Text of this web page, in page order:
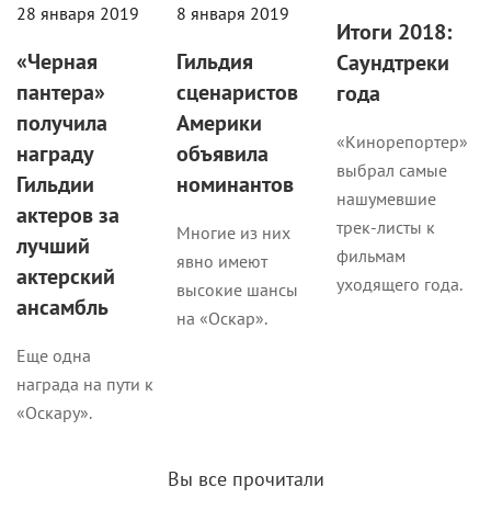
28 января 2019
«Черная
пантера»
получила
награду
Гильдии
актеров за
лучший
актерский
ансамбль
Еще одна
награда на пути к
«Оскару».
8 января 2019
Гильдия
сценаристов
Америки
объявила
номинантов
Многие из них
явно имеют
высокие шансы
на «Оскар».
Итоги 2018:
Саундтреки
года
«Кинорепортер»
выбрал самые
нашумевшие
трек-листы к
фильмам
уходящего года.
Вы все прочитали